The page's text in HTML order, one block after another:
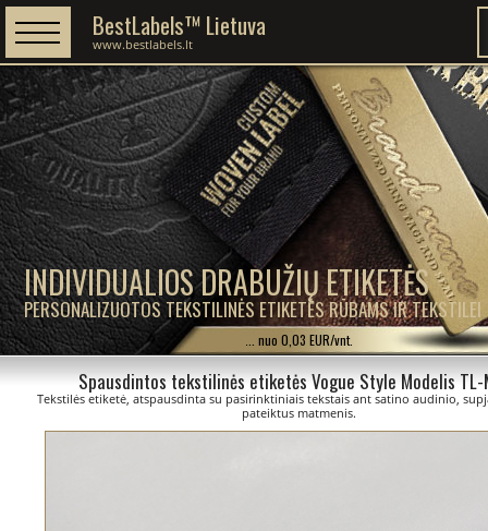
INDIVIDUALIOS DRABUŽIŲ ETIKETĖS
PERSONALIZUOTOS TEKSTILINĖS ETIKETĖS RŪBAMS IR TEKSTILEI
BestLabels™ Lietuva
www.bestlabels.lt
... nuo 0,03 EUR/vnt.
Spausdintos tekstilinės etiketės Vogue Style Modelis TL-
Tekstilės etiketė, atspausdinta su pasirinktiniais tekstais ant satino audinio,
pateiktus matmenis.